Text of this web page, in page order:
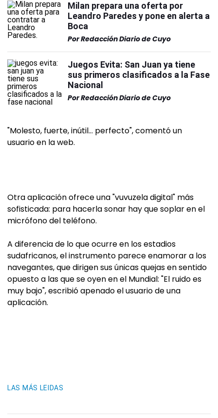
Milan prepara una oferta por
Leandro Paredes y pone en alerta a
Boca
PorRedacción Diario de Cuyo
Juegos Evita: San Juan ya tiene
sus primeros clasificados a la Fase
Nacional
PorRedacción Diario de Cuyo
"Molesto, fuerte, inútil… perfecto", comentó un
usuario en la web.
Otra aplicación ofrece una "vuvuzela digital" más
sofisticada: para hacerla sonar hay que soplar en el
micrófono del teléfono.
A diferencia de lo que ocurre en los estadios
sudafricanos, el instrumento parece enamorar a los
navegantes, que dirigen sus únicas quejas en sentido
opuesto a las que se oyen en el Mundial: "El ruido es
muy bajo", escribió apenado el usuario de una
aplicación.
LAS MÁS LEIDAS